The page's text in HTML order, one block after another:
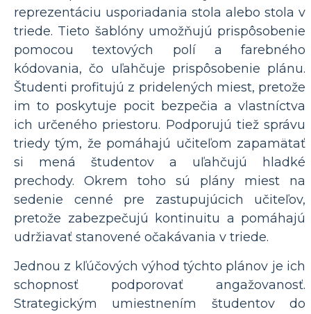
reprezentáciu usporiadania stola alebo stola v
triede. Tieto šablóny umožňujú prispôsobenie
pomocou textových polí a farebného
kódovania, čo uľahčuje prispôsobenie plánu.
Študenti profitujú z pridelených miest, pretože
im to poskytuje pocit bezpečia a vlastníctva
ich určeného priestoru. Podporujú tiež správu
triedy tým, že pomáhajú učiteľom zapamätať
si mená študentov a uľahčujú hladké
prechody. Okrem toho sú plány miest na
sedenie cenné pre zastupujúcich učiteľov,
pretože zabezpečujú kontinuitu a pomáhajú
udržiavať stanovené očakávania v triede.
Jednou z kľúčových výhod týchto plánov je ich
schopnosť podporovať angažovanosť.
Strategickým umiestnením študentov do